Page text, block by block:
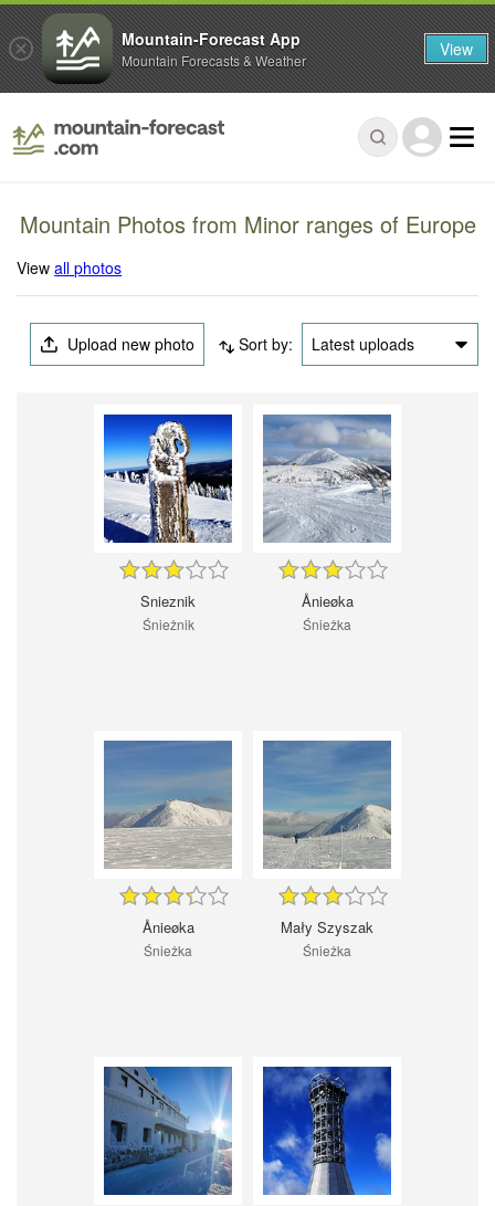
Mountain Photos from Minor ranges of Europe
Viewall photos
Upload new photo Sort by: Latest uploads
Snieznik
Śnieżnik
Ånieøka
Śnieżka
Ånieøka
Śnieżka
Mały Szyszak
Śnieżka
Mountain-Forecast App
Mountain Forecasts & Weather View